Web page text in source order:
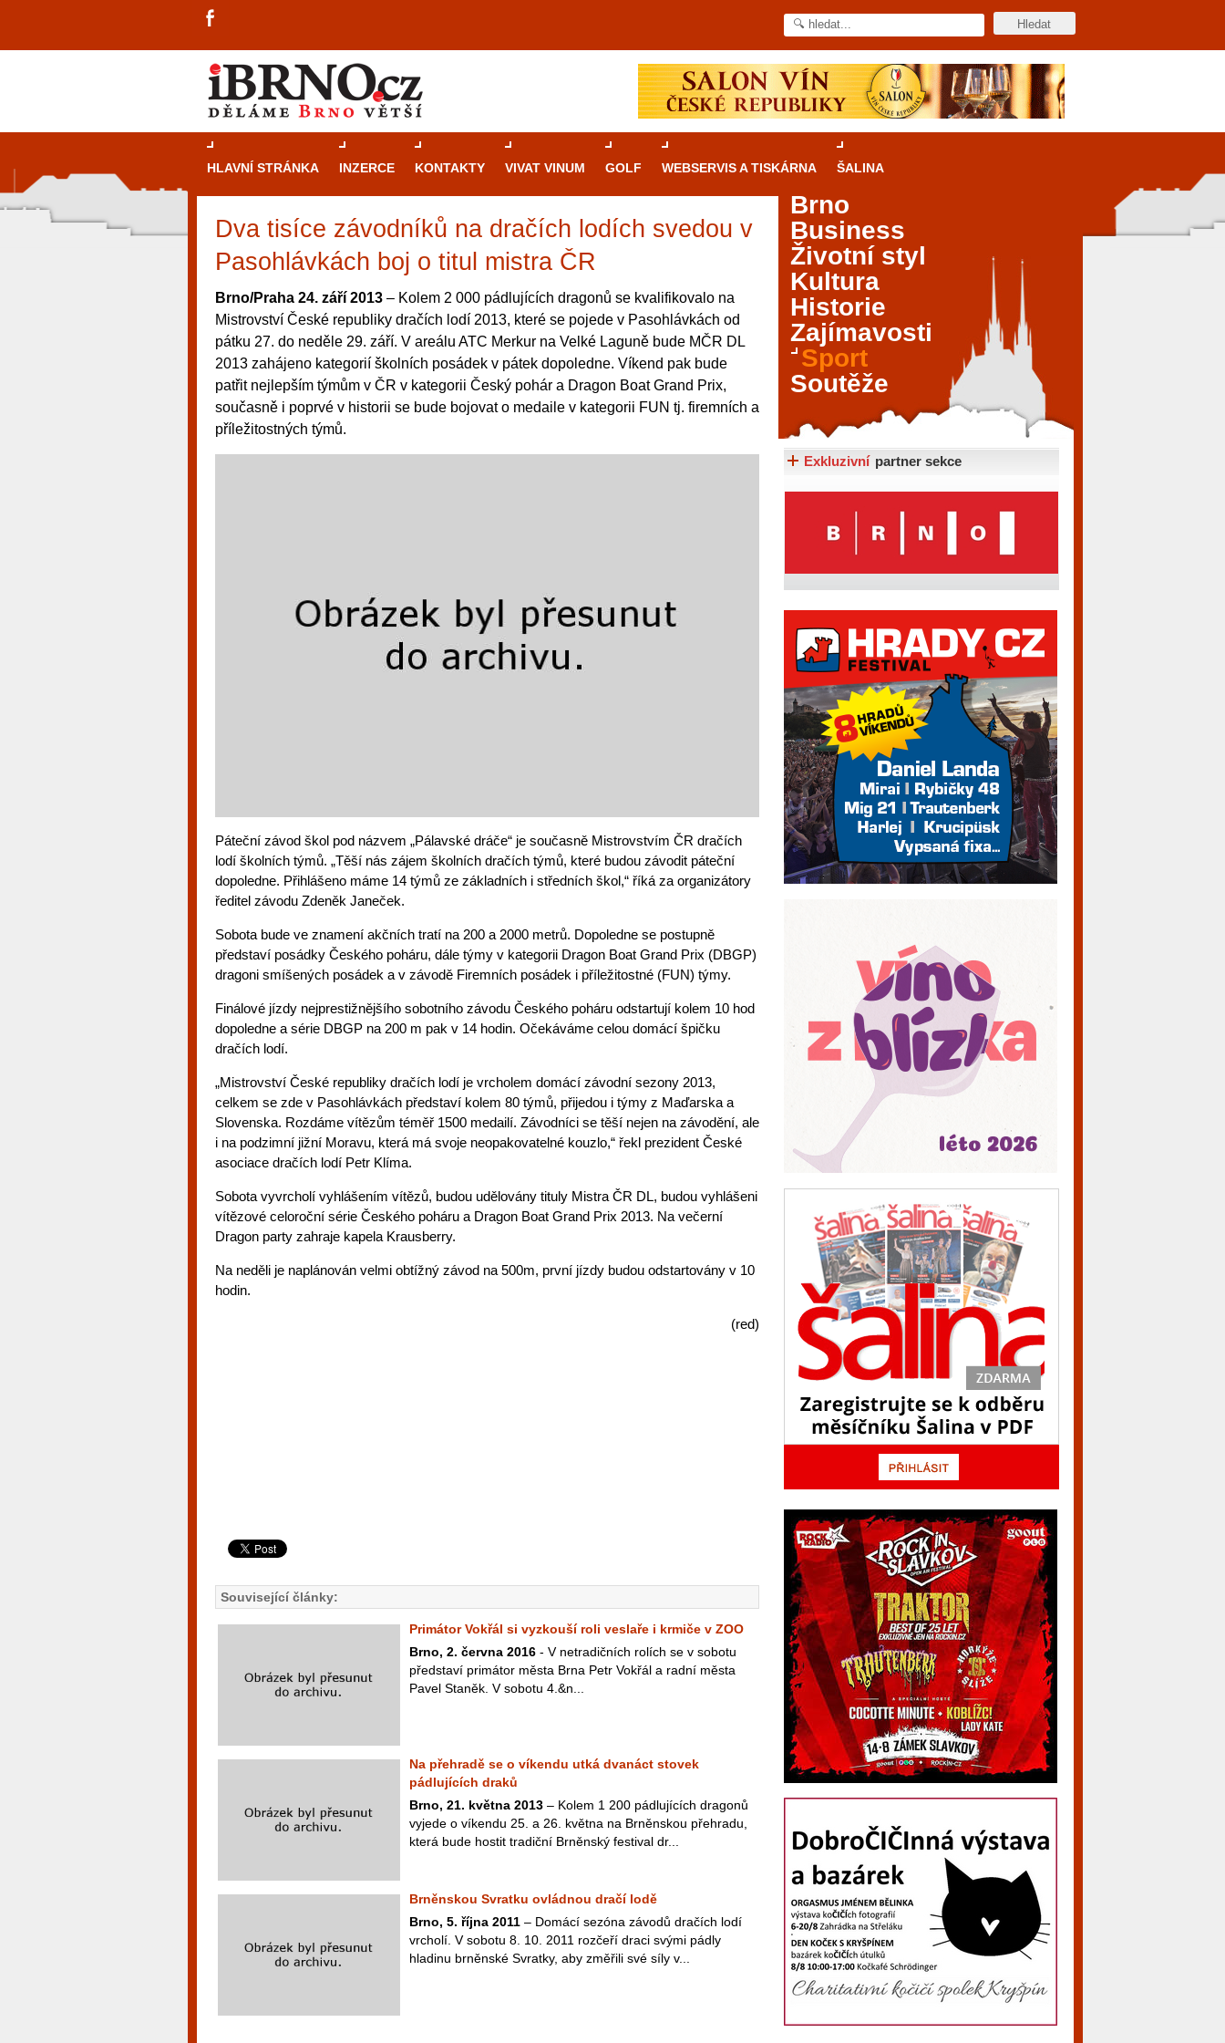
HLAVNÍ STRÁNKA INZERCE KONTAKTY VIVAT VINUM GOLF WEBSERVIS A TISKÁRNA ŠALINA
Dva tisíce závodníků na dračích lodích svedou v
Pasohlávkách boj o titul mistra ČR
Brno/Praha 24. září 2013 – Kolem 2 000 pádlujících dragonů se kvalifikovalo na
Mistrovství České republiky dračích lodí 2013, které se pojede v Pasohlávkách od
pátku 27. do neděle 29. září. V areálu ATC Merkur na Velké Laguně bude MČR DL
2013 zahájeno kategorií školních posádek v pátek dopoledne. Víkend pak bude
patřit nejlepším týmům v ČR v kategorii Český pohár a Dragon Boat Grand Prix,
současně i poprvé v historii se bude bojovat o medaile v kategorii FUN tj. firemních a
příležitostných týmů.
Páteční závod škol pod názvem „Pálavské dráče“ je současně Mistrovstvím ČR dračích
lodí školních týmů. „Těší nás zájem školních dračích týmů, které budou závodit páteční
dopoledne. Přihlášeno máme 14 týmů ze základních i středních škol,“ říká za organizátory
ředitel závodu Zdeněk Janeček.
Sobota bude ve znamení akčních tratí na 200 a 2000 metrů. Dopoledne se postupně
představí posádky Českého poháru, dále týmy v kategorii Dragon Boat Grand Prix (DBGP)
dragoni smíšených posádek a v závodě Firemních posádek i příležitostné (FUN) týmy.
Finálové jízdy nejprestižnějšího sobotního závodu Českého poháru odstartují kolem 10 hod
dopoledne a série DBGP na 200 m pak v 14 hodin. Očekáváme celou domácí špičku
dračích lodí.
„Mistrovství České republiky dračích lodí je vrcholem domácí závodní sezony 2013,
celkem se zde v Pasohlávkách představí kolem 80 týmů, přijedou i týmy z Maďarska a
Slovenska. Rozdáme vítězům téměř 1500 medailí. Závodníci se těší nejen na závodění, ale
i na podzimní jižní Moravu, která má svoje neopakovatelné kouzlo,“ řekl prezident České
asociace dračích lodí Petr Klíma.
Sobota vyvrcholí vyhlášením vítězů, budou udělovány tituly Mistra ČR DL, budou vyhlášeni
vítězové celoroční série Českého poháru a Dragon Boat Grand Prix 2013. Na večerní
Dragon party zahraje kapela Krausberry.
Na neděli je naplánován velmi obtížný závod na 500m, první jízdy budou odstartovány v 10
hodin.
(red)
Související články:
Primátor Vokřál si vyzkouší roli veslaře i krmiče v ZOO
Brno, 2. června 2016 - V netradičních rolích se v sobotu
představí primátor města Brna Petr Vokřál a radní města
Pavel Staněk. V sobotu 4.&n...
Na přehradě se o víkendu utká dvanáct stovek
pádlujících draků
Brno, 21. května 2013 – Kolem 1 200 pádlujících dragonů
vyjede o víkendu 25. a 26. května na Brněnskou přehradu,
která bude hostit tradiční Brněnský festival dr...
Brněnskou Svratku ovládnou dračí lodě
Brno, 5. října 2011 – Domácí sezóna závodů dračích lodí
vrcholí. V sobotu 8. 10. 2011 rozčeří draci svými pádly
hladinu brněnské Svratky, aby změřili své síly v...
Průvodcekasinovými hrami v Brně: Od
rulety po video automaty
Brno je městem známým pro zajímavé památky, skvělé
restaurace, divadla a univerzity. Mimo jiné je ale také
místem, kde si můžete legálně a bezpečně vyzkoušet
různé kasinové hry. V neustále kvetoucí moravské
metropoli naleznete širokou nabídku her od klasické
rulety až po moderní automaty jak pro pravidelné
návštěvníky, tak pro příležitostné hráče. V...
Brno
Business
Životní styl
Kultura
Historie
Zajímavosti
Sport
Soutěže
Exkluzivní partner sekce